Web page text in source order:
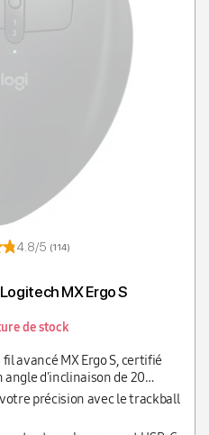
4.8/5 (114)
MX Ergo S
de stock
avancé MX Ergo S, certifié
angle d'inclinaison de 20
musculaire dans votre
précision avec le trackball